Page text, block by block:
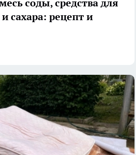
соды, средства для
сахара: рецепт и